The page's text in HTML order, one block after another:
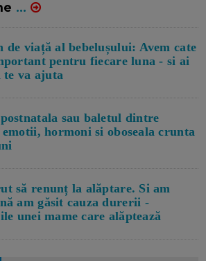
...
de viață al bebelușului: Avem cate
pentru fiecare luna - si ai
te va ajuta
sau baletul dintre
emotii, hormoni si oboseala crunta
să renunț la alăptare. Si am
am găsit cauza durerii -
unei mame care alăptează